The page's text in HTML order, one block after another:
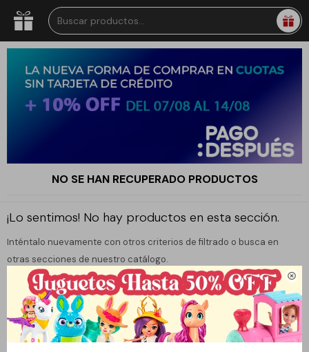

NO SE HAN RECUPERADO PRODUCTOS
¡Lo sentimos! No hay productos en esta sección.
Inténtalo nuevamente con otros criterios de filtrado o busca en
otras secciones de nuestro catálogo.
Filtrando por: Juguetería Figuras de acción Sonic
Quitar filtros